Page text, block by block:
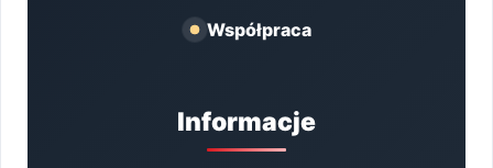
Współpraca
Informacje